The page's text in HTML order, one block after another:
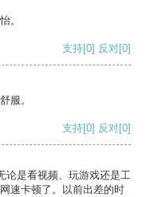
。
支持[0] 反对[0]
服。
支持[0] 反对[0]
论是看视频、玩游戏还是工
速卡顿了。以前出差的时